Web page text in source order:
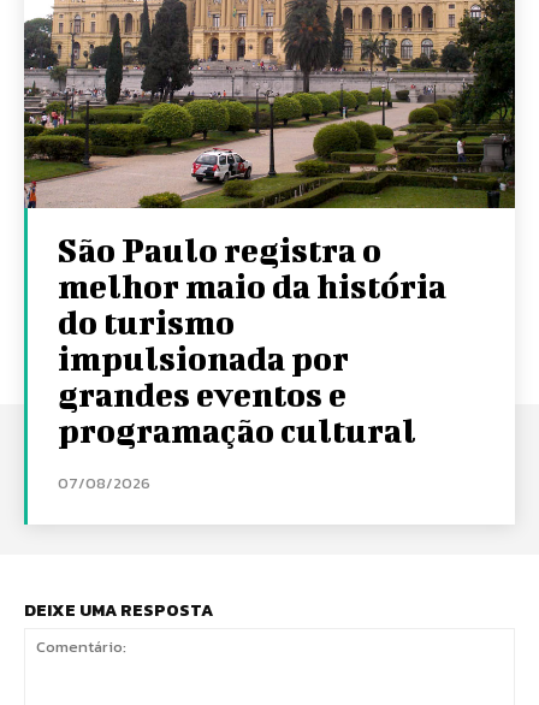
São Paulo registra o
melhor maio da história
do turismo
impulsionada por
grandes eventos e
programação cultural
07/08/2026
DEIXE UMA RESPOSTA